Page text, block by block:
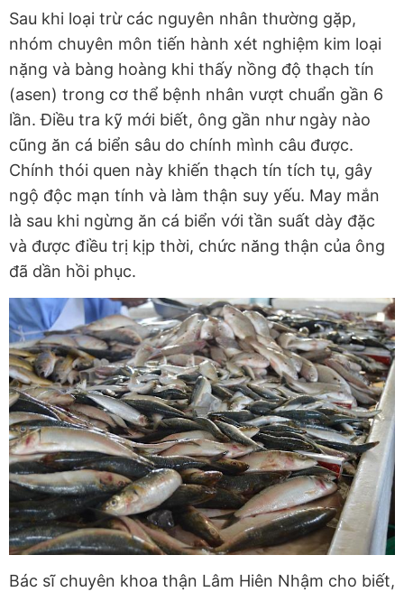
Sau khi loại trừ các nguyên nhân thường gặp,
nhóm chuyên môn tiến hành xét nghiệm kim loại
nặng và bàng hoàng khi thấy nồng độ thạch tín
(asen) trong cơ thể bệnh nhân vượt chuẩn gần 6
lần. Điều tra kỹ mới biết, ông gần như ngày nào
cũng ăn cá biển sâu do chính mình câu được.
Chính thói quen này khiến thạch tín tích tụ, gây
ngộ độc mạn tính và làm thận suy yếu. May mắn
là sau khi ngừng ăn cá biển với tần suất dày đặc
và được điều trị kịp thời, chức năng thận của ông
đã dần hồi phục.
Bác sĩ chuyên khoa thận Lâm Hiên Nhậm cho biết,